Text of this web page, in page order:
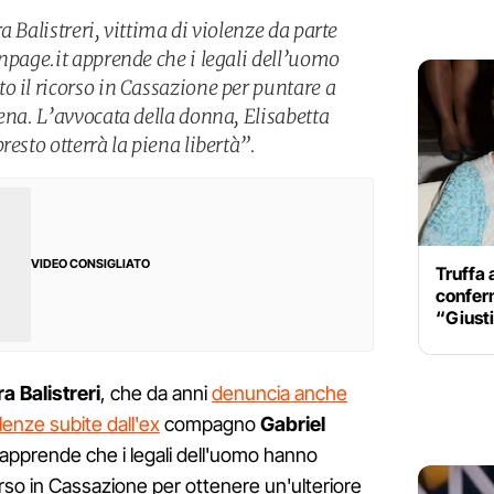
Balistreri, vittima di violenze da parte
apprende che i legali dell’uomo
il ricorso in Cassazione per puntare a
L’avvocata della donna, Elisabetta
otterrà la piena libertà”.
VIDEO CONSIGLIATO
Balistreri, che da annidenuncia anche
subite dall'excompagnoGabriel
che i legali dell'uomo hanno
in Cassazione per ottenere un'ulteriore
Truffa